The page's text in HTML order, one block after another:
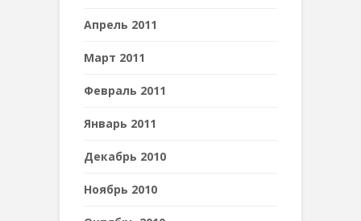
Апрель 2011
Март 2011
Февраль 2011
Январь 2011
Декабрь 2010
Ноябрь 2010